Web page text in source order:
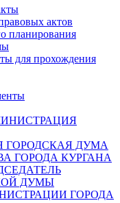
актов
планирования
для прохождения
ГОРОДСКАЯ ДУМА
ГОРОДА КУРГАНА
ДУМЫ
ГОРОДА